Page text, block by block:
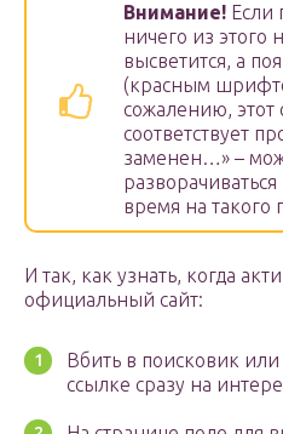
Внимание! Если
ничего из этого
высветится, а
(красным
сожалению,
соответствует
заменен…» –
время на такого
И так, как узнать, когда
официальный сайт:
Вбить в поисковик
ссылке сразу на